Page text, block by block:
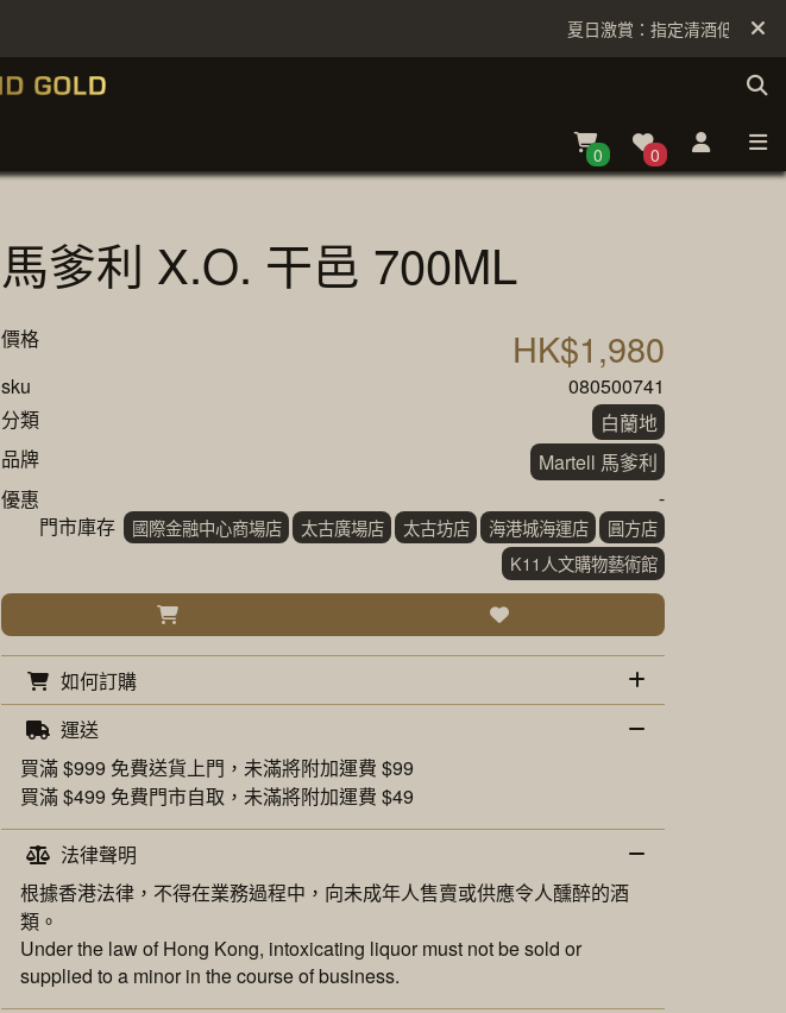
夏日激賞：指定清酒低至6折
0 0
馬爹利 X.O. 干邑 700ML
價格 HK$1,980
sku
080500741
分類
白蘭地
品牌
Martell 馬爹利
優惠
-
門市庫存
國際金融中心商場店 太古廣場店 太古坊店 海港城海運店
圓方店
K11人文購物藝術館
如何訂購
運送
買滿 $999 免費送貨上門 ，未滿將附加運費 $99
買滿 $499 免費門市自取 ，未滿將附加運費 $49
法律聲明
根據香港法律，不得在業務過程中，向未成年人售賣或供應令人醺醉的酒
類。
Under the law of Hong Kong, intoxicating liquor must not be sold or
supplied to a minor in the course of business.